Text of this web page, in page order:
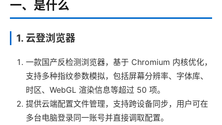
一、是什么
1. 云登浏览器
一款国产反检测浏览器，基于 Chromium 内核优化，
支持多种指纹参数模拟，包括屏幕分辨率、字体库、
时区、WebGL 渲染信息等超过 50 项。
提供云端配置文件管理，支持跨设备同步，用户可在
多台电脑登录同一账号并直接调取配置。